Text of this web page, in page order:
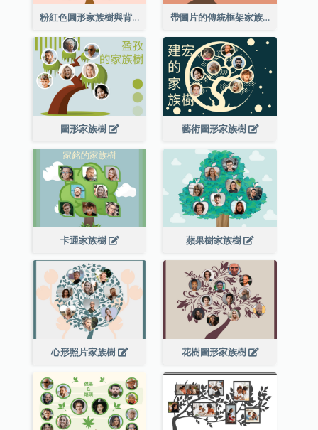
粉紅色圓形家族樹與背景 帶圖片的傳統框架家族樹
圖形家族樹 藝術圖形家族樹
卡通家族樹 蘋果樹家族樹
心形照片家族樹 花樹圖形家族樹